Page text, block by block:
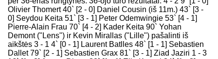
Olivier Thomert 40` [2 - 0] Daniel Cousin (iš 11m.) 43` [3 -
0] Seydou Keita 51` [3 - 1] Peter Odemwingie 53` [4 - 1]
Pierre-Alain Frau 70` [4 - 2] Kader Keita 90` Yohan
Demont ("Lens") ir Kevin Mirallas ("Lille") pašalinti iš
aikštės 3 - 1 4` [0 - 1] Laurent Batlles 48` [1 - 1] Sebastien
Dallet 79` [2 - 1] Sebastien Grax 81` [3 - 1] Ziad Jaziri 1 - 3